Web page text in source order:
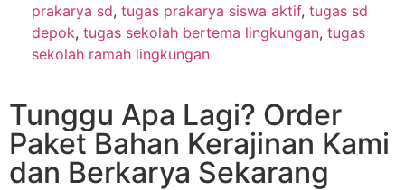
prakarya sd, tugas prakarya siswa aktif, tugas sd
depok, tugas sekolah bertema lingkungan, tugas
sekolah ramah lingkungan
Tunggu Apa Lagi? Order
Paket Bahan Kerajinan Kami
dan Berkarya Sekarang